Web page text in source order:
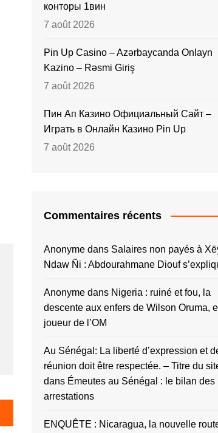
конторы 1вин
7 août 2026
Pin Up Casino – Azərbaycanda Onlayn
Kazino – Rəsmi Giriş
7 août 2026
Пин Ап Казино Официальный Сайт –
Играть в Онлайн Казино Pin Up
7 août 2026
Commentaires récents
Anonyme dans Salaires non payés à
Ndaw Ñi : Abdourahmane Diouf
Anonyme dans Nigeria : ruiné et fou, la
descente aux enfers de Wilson Oruma,
joueur de l’OM
Au Sénégal: La liberté d’expression et
réunion doit être respectée. – Titre du
dans Émeutes au Sénégal : le bilan des
arrestations
ENQUÊTE : Nicaragua, la nouvelle